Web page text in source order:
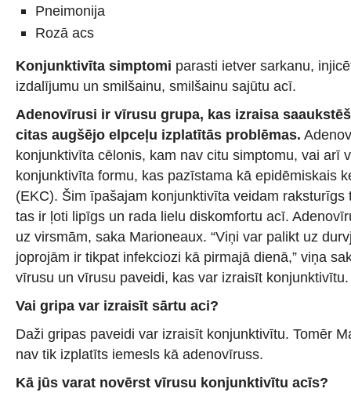
Pneimonija
Rozā acs
Konjunktivīta simptomi parasti ietver sarkanu,
izdalījumu un smilšainu, smilšainu sajūtu acī.
Adenovīrusi ir vīrusu grupa, kas izraisa
citas augšējo elpceļu izplatītās problēmas.
konjunktivīta cēlonis, kam nav citu simptomu, vai arī
konjunktivīta formu, kas pazīstama kā epidēmiskais
(EKC). Šim īpašajam konjunktivīta veidam raksturīgs
tas ir ļoti lipīgs un rada lielu diskomfortu acī.
uz virsmām, saka Marioneaux. “Viņi var palikt uz
joprojām ir tikpat infekciozi kā pirmajā dienā,” viņa
vīrusu un vīrusu paveidi, kas var izraisīt konjunktivītu.
Vai gripa var izraisīt sārtu aci?
Daži gripas paveidi var izraisīt konjunktivītu. Tomēr
nav tik izplatīts iemesls kā adenovīruss.
Kā jūs varat novērst vīrusu konjunktivītu acīs?